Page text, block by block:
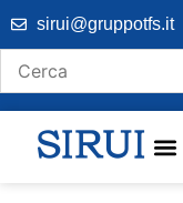
sirui@gruppotfs.it